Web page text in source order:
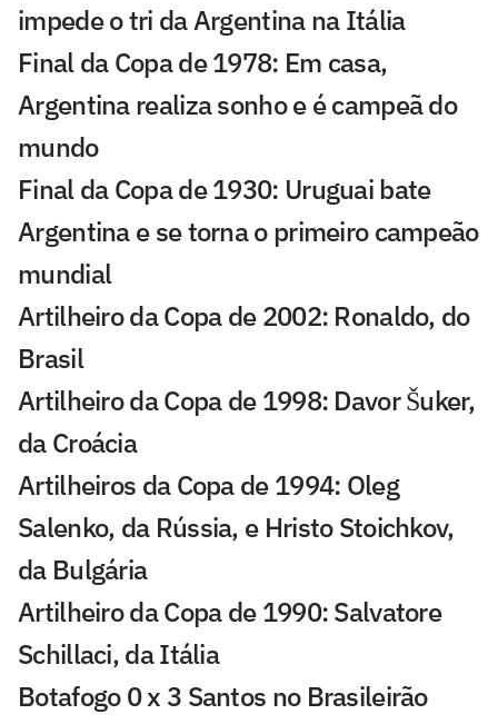
impede o tri da Argentina na Itália
Final da Copa de 1978: Em casa,
Argentina realiza sonho e é campeã do
mundo
Final da Copa de 1930: Uruguai bate
Argentina e se torna o primeiro campeão
mundial
Artilheiro da Copa de 2002: Ronaldo, do
Brasil
Artilheiro da Copa de 1998: Davor Šuker,
da Croácia
Artilheiros da Copa de 1994: Oleg
Salenko, da Rússia, e Hristo Stoichkov,
da Bulgária
Artilheiro da Copa de 1990: Salvatore
Schillaci, da Itália
Botafogo 0 x 3 Santos no Brasileirão